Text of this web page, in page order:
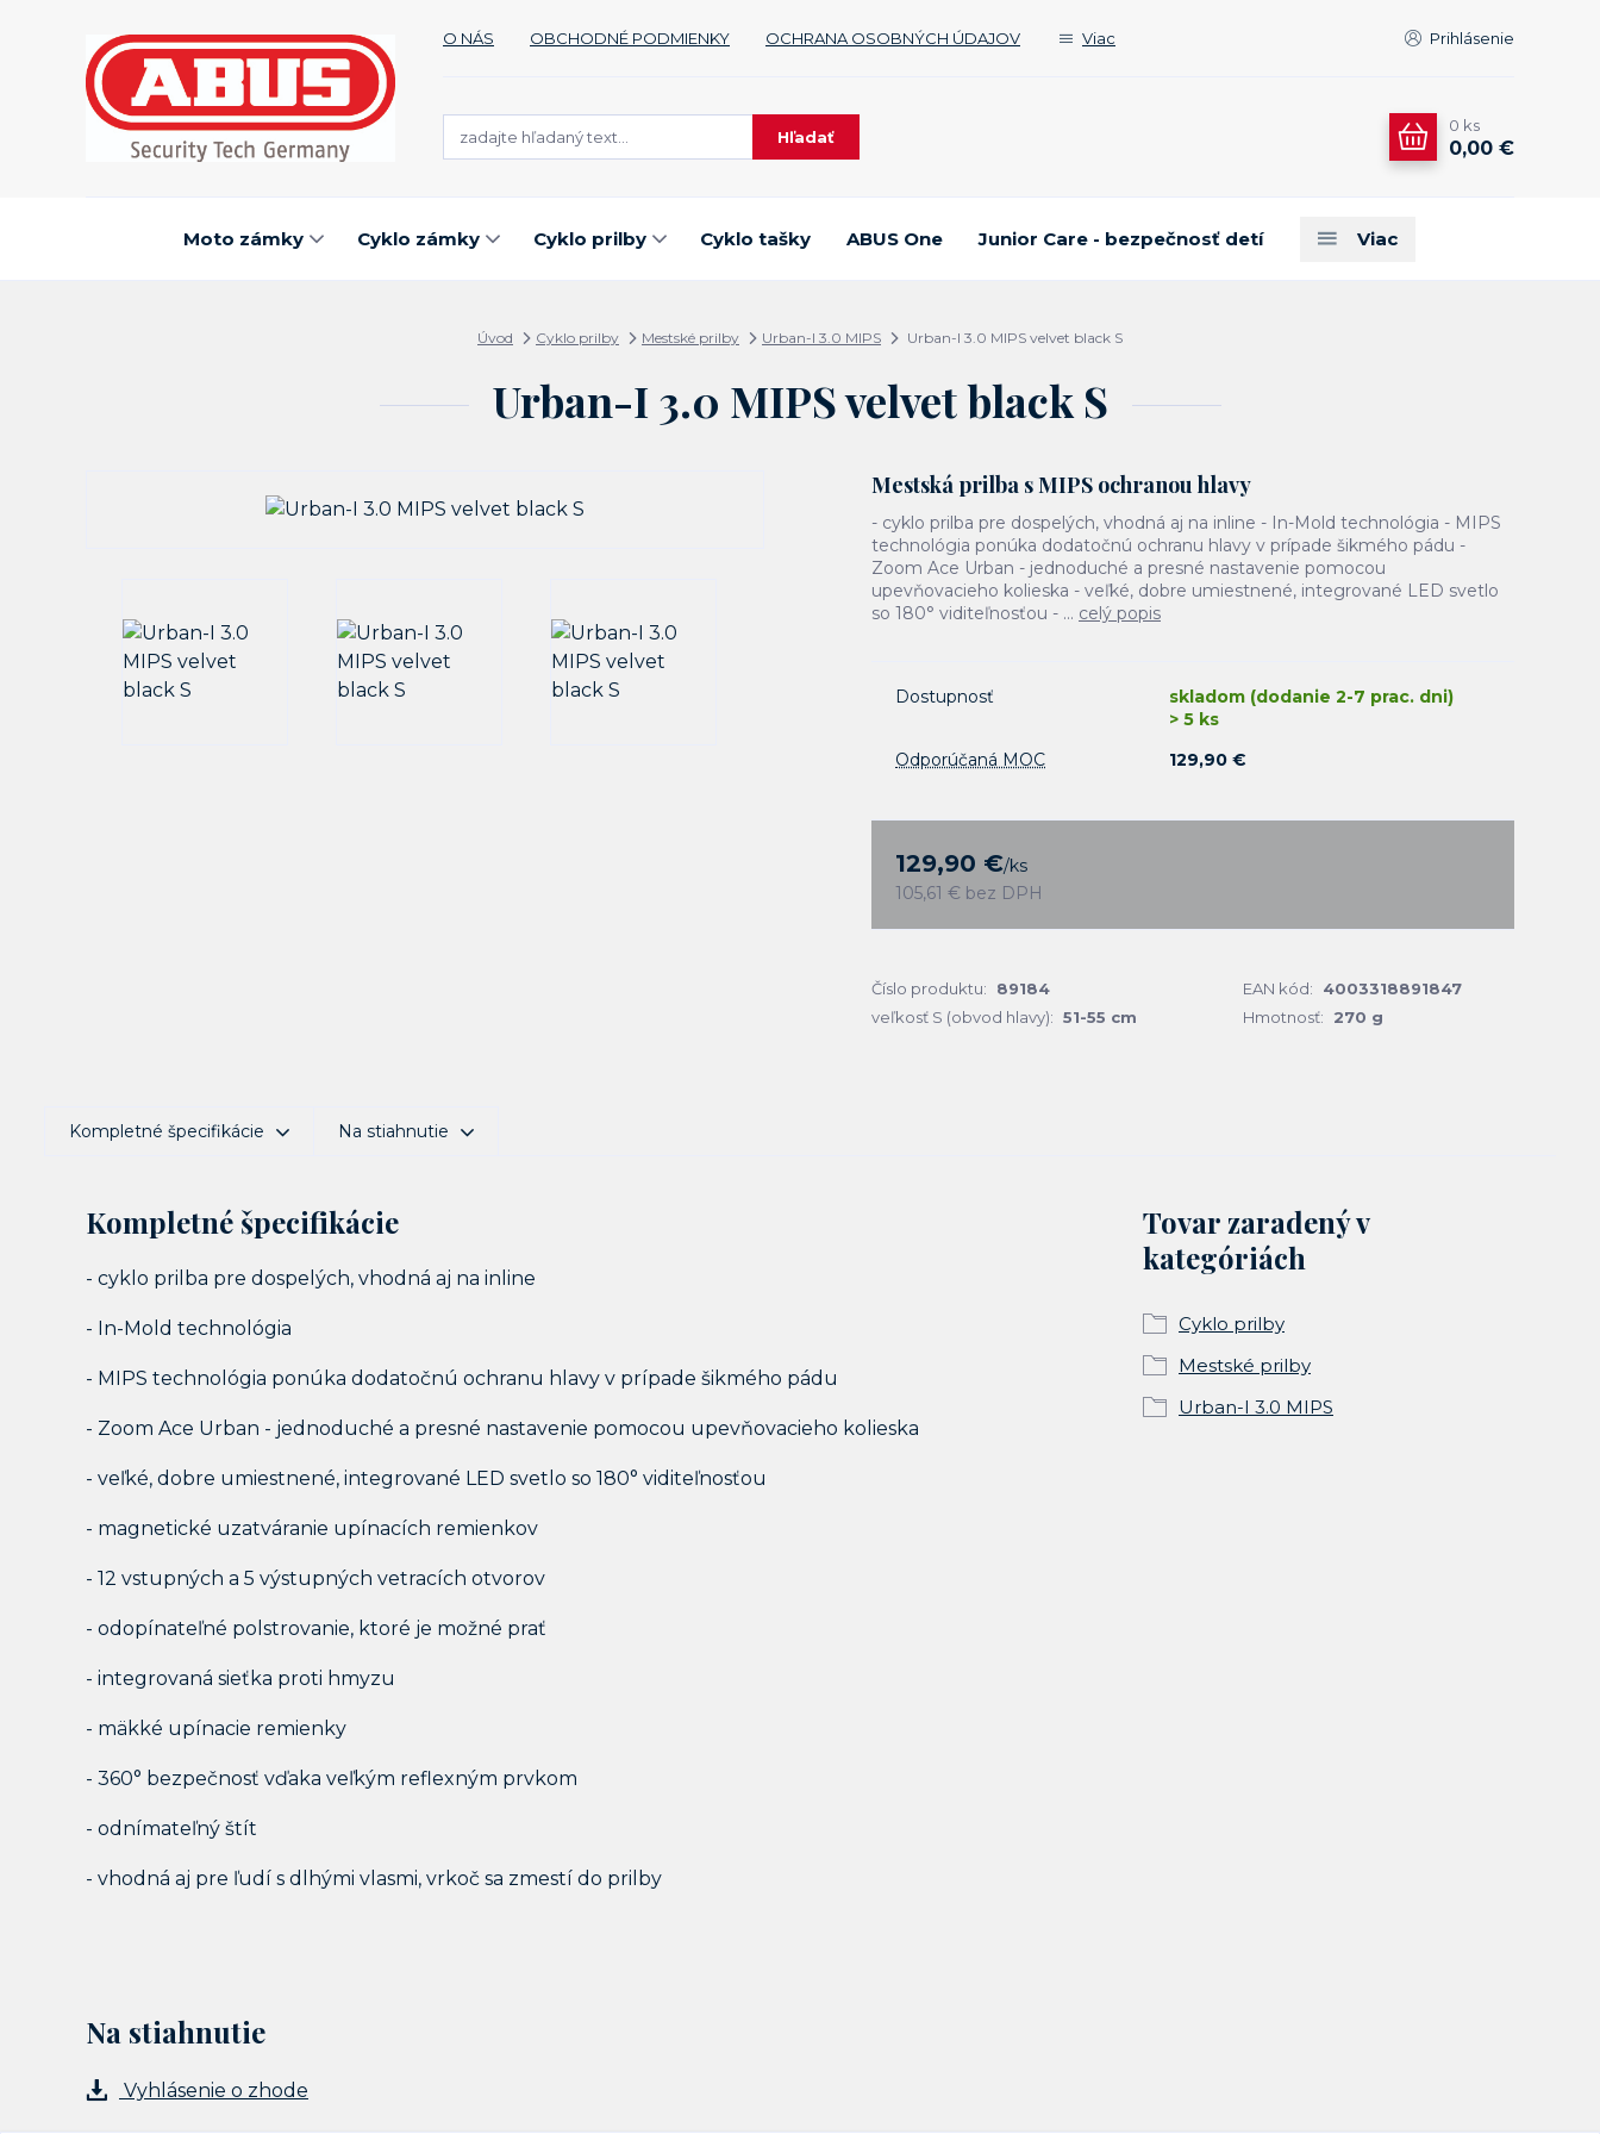
O NÁS OBCHODNÉ PODMIENKY OCHRANA OSOBNÝCH ÚDAJOV Viac Prihlásenie
Hľadať
0 ks
0,00 €
Moto zámky Cyklo zámky Cyklo prilby Cyklo tašky ABUS One Junior Care - bezpečnosť detí Viac
Úvod Cyklo prilby Mestské prilby Urban-I 3.0 MIPS Urban-I 3.0 MIPS velvet black S
Urban-I 3.0 MIPS velvet black S
Mestská prilba s MIPS ochranou hlavy
- cyklo prilba pre dospelých, vhodná aj na inline - In-Mold technológia - MIPS
technológia ponúka dodatočnú ochranu hlavy v prípade šikmého pádu -
Zoom Ace Urban - jednoduché a presné nastavenie pomocou
upevňovacieho kolieska - veľké, dobre umiestnené, integrované LED svetlo
so 180° viditeľnosťou - ... celý popis
Dostupnosť
skladom (dodanie 2-7 prac. dni)
> 5 ks
Odporúčaná MOC
129,90 €
129,90 €/ks
105,61 € bez DPH
Číslo produktu: 89184 EAN kód:
4003318891847
veľkosť S (obvod hlavy): 51-55 cm Hmotnosť: 270 g
Kompletné špecifikácie Na stiahnutie
Kompletné špecifikácie
- cyklo prilba pre dospelých, vhodná aj na inline
- In-Mold technológia
- MIPS technológia ponúka dodatočnú ochranu hlavy v prípade šikmého pádu
- Zoom Ace Urban - jednoduché a presné nastavenie pomocou upevňovacieho kolieska
- veľké, dobre umiestnené, integrované LED svetlo so 180° viditeľnosťou
- magnetické uzatváranie upínacích remienkov
- 12 vstupných a 5 výstupných vetracích otvorov
- odopínateľné polstrovanie, ktoré je možné prať
- integrovaná sieťka proti hmyzu
- mäkké upínacie remienky
- 360° bezpečnosť vďaka veľkým reflexným prvkom
- odnímateľný štít
- vhodná aj pre ľudí s dlhými vlasmi, vrkoč sa zmestí do prilby
Tovar zaradený v
kategóriách
Cyklo prilby
Mestské prilby
Urban-I 3.0 MIPS
Na stiahnutie
Vyhlásenie o zhode